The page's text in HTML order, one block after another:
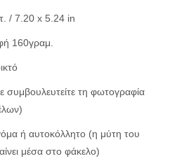
/ 7.20 x 5.24 in
160γραμ.
τη φωτογραφία
ή αυτοκόλλητο (η μύτη του
μέσα στο φάκελο)